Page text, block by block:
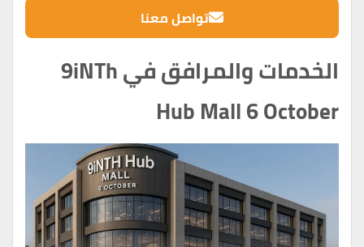
تواصل معنا
الخدمات والمرافق في 9iNTh
Hub Mall 6 October